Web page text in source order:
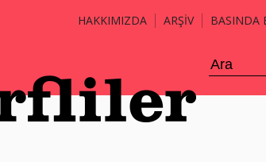
HAKKIMIZDA ARŞİV BASINDA